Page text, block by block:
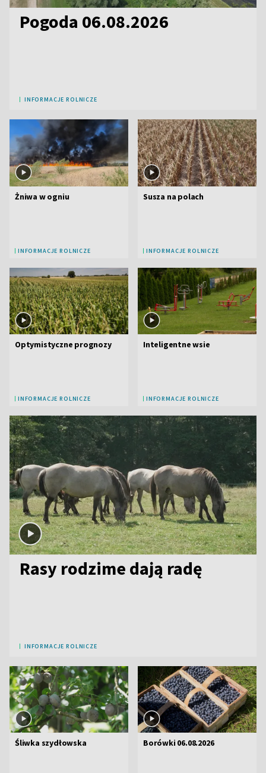
Pogoda 06.08.2026
INFORMACJE ROLNICZE
Żniwa w ogniu
INFORMACJE ROLNICZE
Susza na polach
INFORMACJE ROLNICZE
Optymistyczne prognozy
INFORMACJE ROLNICZE
Inteligentne wsie
INFORMACJE ROLNICZE
Rasy rodzime dają radę
INFORMACJE ROLNICZE
Śliwka szydłowska Borówki 06.08.2026